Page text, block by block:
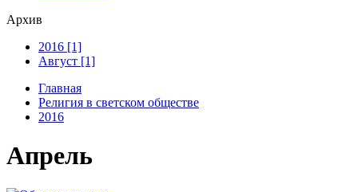
Архив
2016 [1]
Август [1]
Главная
Религия в светском обществе
2016
Апрель